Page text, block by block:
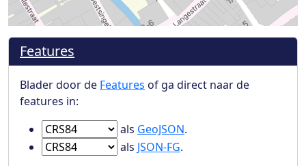
Features
Blader door de Features of ga direct naar de
features in:
Ga naar Features in
als GeoJSON.
Ga naar Features in
als JSON-FG.